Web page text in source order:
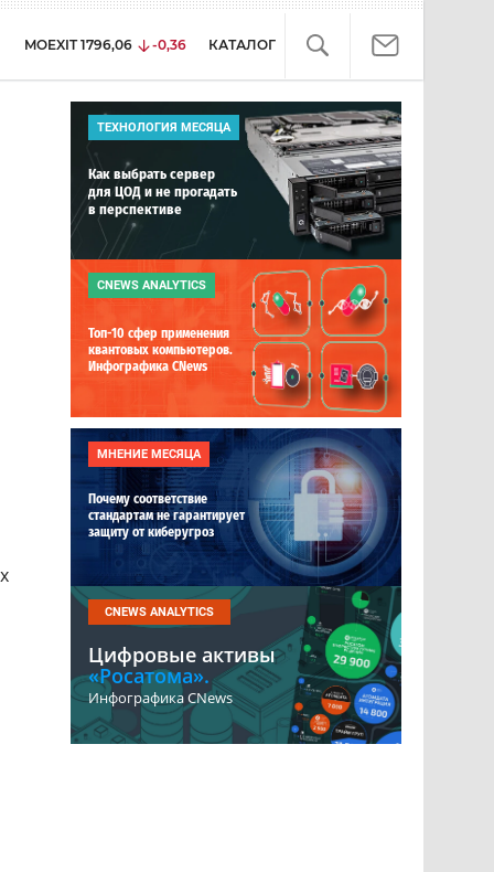
MOEXIT 1796,06 -0,36 КАТАЛОГ
ТЕХНОЛОГИЯ МЕСЯЦА
Как выбрать сервер
для ЦОД и не прогадать
в перспективе
CNEWS ANALYTICS
Топ-10 сфер применения
квантовых компьютеров.
Инфографика CNews
МНЕНИЕ МЕСЯЦА
Почему соответствие
стандартам не гарантирует
защиту от киберугроз
CNEWS ANALYTICS
Цифровые активы
«Росатома».
Инфографика CNews